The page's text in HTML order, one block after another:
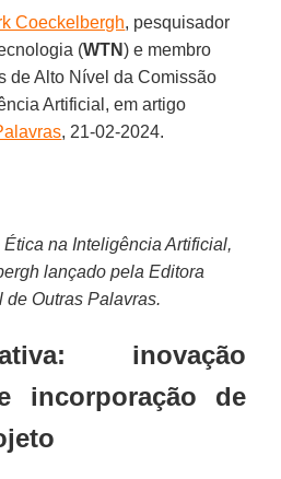
Coeckelbergh, pesquisador
(WTN) e membro
de Alto Nível da Comissão
Artificial, em artigo
, 21-02-2024.
na Inteligência Artificial,
lançado pela Editora
Outras Palavras.
inovação
incorporação de